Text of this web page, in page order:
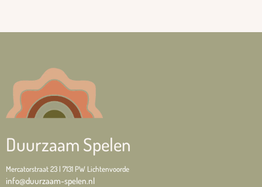
Duurzaam Spelen
Mercatorstraat 23 | 7131 PW Lichtenvoorde
info@duurzaam-spelen.nl